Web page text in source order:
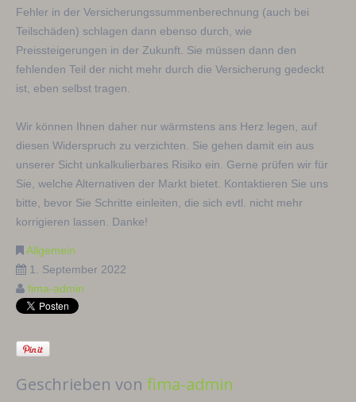
Fehler in der Versicherungssummenberechnung (auch bei
Teilschäden) schlagen dann ebenso durch, wie
Preissteigerungen in der Zukunft. Sie müssen dann den
fehlenden Teil der nicht mehr durch die Versicherung gedeckt
ist, eben selbst tragen.
Wir können Ihnen daher nur wärmstens ans Herz legen, auf
diesen Widerspruch zu verzichten. Sie gehen damit ein aus
unserer Sicht unkalkulierbares Risiko ein. Gerne prüfen wir für
Sie, welche Alternativen der Markt bietet. Kontaktieren Sie uns
bitte, bevor Sie Schritte einleiten, die sich evtl. nicht mehr
korrigieren lassen. Danke!
Allgemein
1. September 2022
fima-admin
Geschrieben von fima-admin